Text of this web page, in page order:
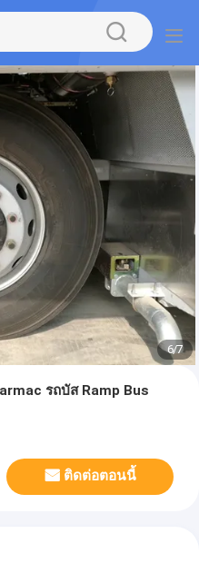
7/7
รถบัส Ramp Bus
ติดต่อตอนนี้